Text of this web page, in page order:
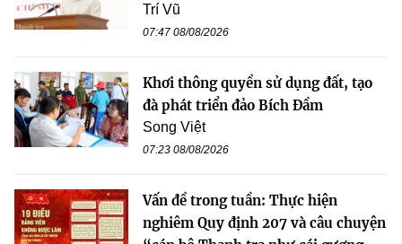
Trí Vũ
07:47 08/08/2026
Khơi thông quyền sử dụng đất, tạo
đà phát triển đảo Bích Đầm
Song Việt
07:23 08/08/2026
Vấn đề trong tuần: Thực hiện
nghiêm Quy định 207 và câu chuyện